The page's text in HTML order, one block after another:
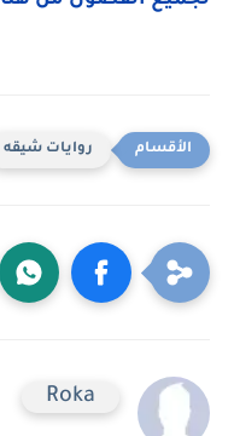
روايات شيقه
Roka